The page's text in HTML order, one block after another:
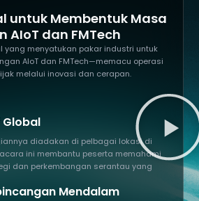
untuk Membentuk Masa
AIoT dan FMTech
yang menyatukan pakar industri untuk
AIoT dan FMTech—memacu operasi
melalui inovasi dan cerapan.
diadakan di pelbagai lokasi di
ini membantu peserta memahami
dan perkembangan serantau yang
Mendalam